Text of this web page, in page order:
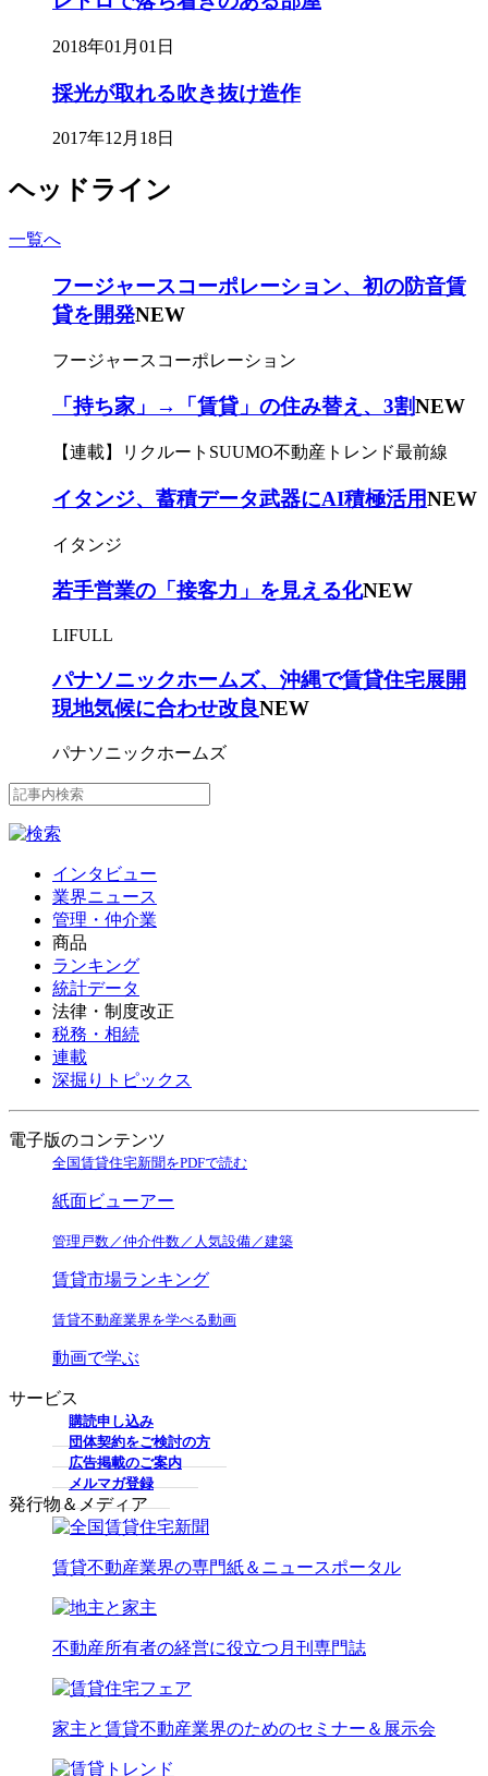
2018年01月01日
採光が取れる吹き抜け造作
2017年12月18日
ヘッドライン
一覧へ
フージャースコーポレーション、初の防音賃
貸を開発NEW
フージャースコーポレーション
「持ち家」→「賃貸」の住み替え、3割NEW
【連載】リクルートSUUMO不動産トレンド最前線
イタンジ、蓄積データ武器にAI積極活用NEW
イタンジ
若手営業の「接客力」を見える化NEW
LIFULL
パナソニックホームズ、沖縄で賃貸住宅展開
現地気候に合わせ改良NEW
パナソニックホームズ
インタビュー
業界ニュース
管理・仲介業
商品
ランキング
統計データ
法律・制度改正
税務・相続
連載
深掘りトピックス
電子版のコンテンツ
全国賃貸住宅新聞をPDFで読む
紙面ビューアー
管理戸数／仲介件数／人気設備／建築
賃貸市場ランキング
賃貸不動産業界を学べる動画
動画で学ぶ
サービス
購読申し込み
団体契約をご検討の方
広告掲載のご案内
メルマガ登録
発行物＆メディア
賃貸不動産業界の専門紙＆ニュースポータル
不動産所有者の経営に役立つ月刊専門誌
家主と賃貸不動産業界のためのセミナー＆展示会